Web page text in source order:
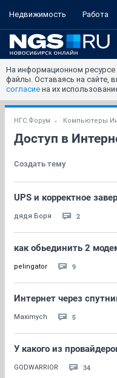
Недвижимость Работа
На информационном
файлы. Оставаясь на сайте,
согласие на их
НГС.Форум Компьютеры
Доступ в
Создать тему
UPS и корректное
дядя Боря 2
как обьединить 2
pelingator 9
Интернет через
Maximych 5
У какого из
GODWARRIOR 34